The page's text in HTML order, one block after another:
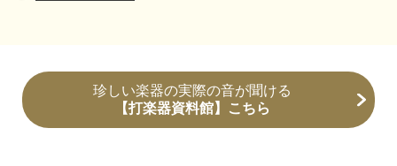
珍しい楽器の実際の音が聞ける
【打楽器資料館】こちら